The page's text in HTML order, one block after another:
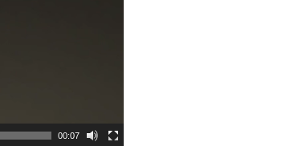
00:07